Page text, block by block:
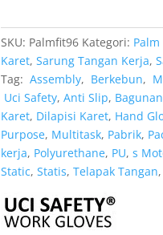
Berkebun
Safety
Anti
Proyek
Tukang
Bagunan
SKU: Palmfit96 Kategori: Palm
Karet, Sarung Tangan Kerja,
Tag: Assembly, Berkebun,
Uci Safety, Anti Slip, Bagunan
Karet, Dilapisi Karet, Hand
Purpose, Multitask, Pabrik,
kerja, Polyurethane, PU, s
Static, Statis, Telapak Tangan,